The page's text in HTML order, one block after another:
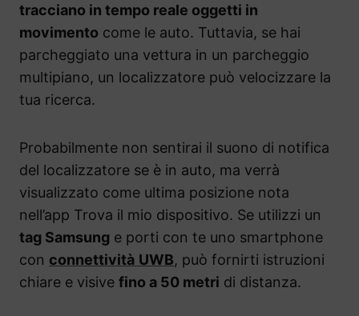
tracciano in tempo reale oggetti in
movimento come le auto. Tuttavia, se hai
parcheggiato una vettura in un parcheggio
multipiano, un localizzatore può velocizzare la
tua ricerca.
Probabilmente non sentirai il suono di notifica
del localizzatore se è in auto, ma verrà
visualizzato come ultima posizione nota
nell’app Trova il mio dispositivo. Se utilizzi un
tag Samsung e porti con te uno smartphone
con connettività UWB, può fornirti istruzioni
chiare e visive fino a 50 metri di distanza.